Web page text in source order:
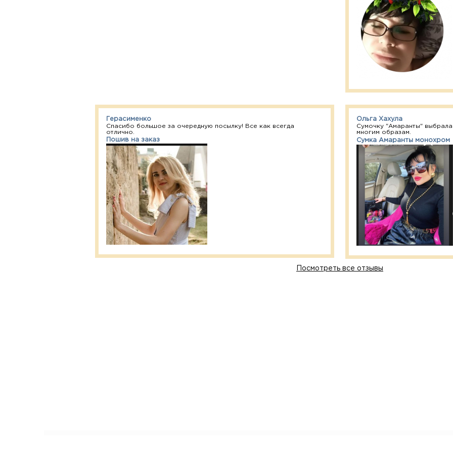
Герасименко
Спасибо большое за очередную посылку! Все как всегда
отлично.
Пошив на заказ
Ольга Хахула
Сумочку "Амаранты"
многим образам.
Сумка Амаранты монохром
Посмотреть все отзывы